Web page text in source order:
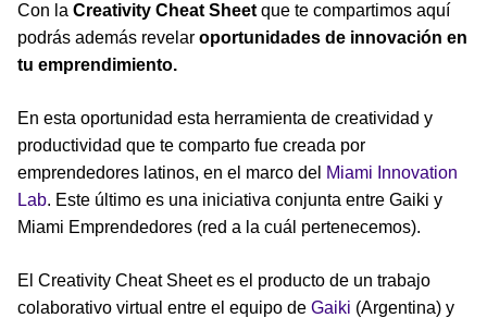
Con la Creativity Cheat Sheet que te compartimos aquí
podrás además revelar oportunidades de innovación en
tu emprendimiento.
En esta oportunidad esta herramienta de creatividad y
productividad que te comparto fue creada por
emprendedores latinos, en el marco del Miami Innovation
Lab. Este último es una iniciativa conjunta entre Gaiki y
Miami Emprendedores (red a la cuál pertenecemos).
El Creativity Cheat Sheet es el producto de un trabajo
colaborativo virtual entre el equipo de Gaiki (Argentina) y